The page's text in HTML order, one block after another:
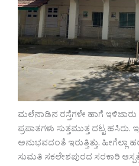
ಮಲೆನಾಡಿನ ರಸ್ತೆಗಳೇ ಹಾಗೆ ಇಳಿಜಾರು
ಪ್ರಪಾತಗಳು ಸುತ್ತಮುತ್ತ ದಟ್ಟ
ಅನುಭವದಂತೆ ಇರುತ್ತಿತ್ತು.
ಸುಮತಿ ಸಕಲೇಶಪುರದ ಸರಕಾರಿ